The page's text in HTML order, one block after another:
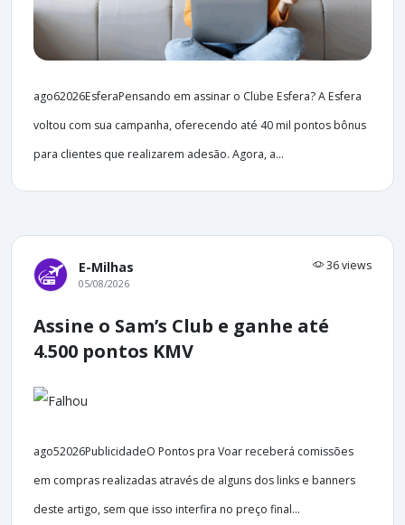
ago62026EsferaPensando em assinar o Clube Esfera? A Esfera
voltou com sua campanha, oferecendo até 40 mil pontos bônus
para clientes que realizarem adesão. Agora, a...
E-Milhas 36 views
05/08/2026
Assine o Sam’s Club e ganhe até
4.500 pontos KMV
ago52026PublicidadeO Pontos pra Voar receberá comissões
em compras realizadas através de alguns dos links e banners
deste artigo, sem que isso interfira no preço final...